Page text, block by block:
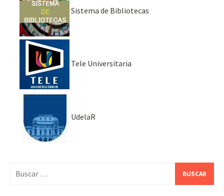
Sistema de Bibliotecas
Tele Universitaria
UdelaR